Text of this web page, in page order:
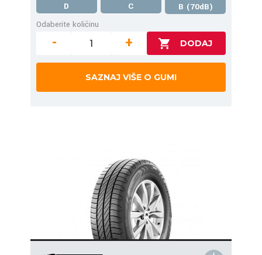
D C
B (70dB)
Odaberite količinu
- +
SAZNAJ VIŠE O GUMI